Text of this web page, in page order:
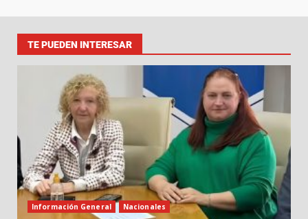
TE PUEDEN INTERESAR
Información General Nacionales